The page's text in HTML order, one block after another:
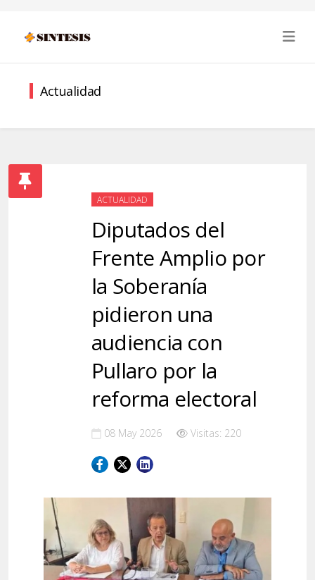
Actualidad
ACTUALIDAD
Diputados del
Frente Amplio por
la Soberanía
pidieron una
audiencia con
Pullaro por la
reforma electoral
08 May 2026 Visitas: 220